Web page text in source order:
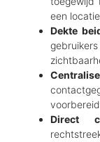
een
Dekte
Direct